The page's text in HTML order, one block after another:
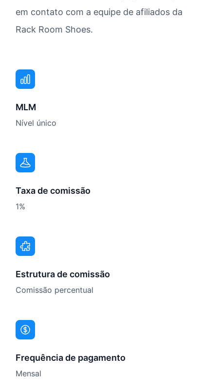
em contato com a equipe de afiliados da
Rack Room Shoes.
MLM
Nível único
Taxa de comissão
1%
Estrutura de comissão
Comissão percentual
Frequência de pagamento
Mensal